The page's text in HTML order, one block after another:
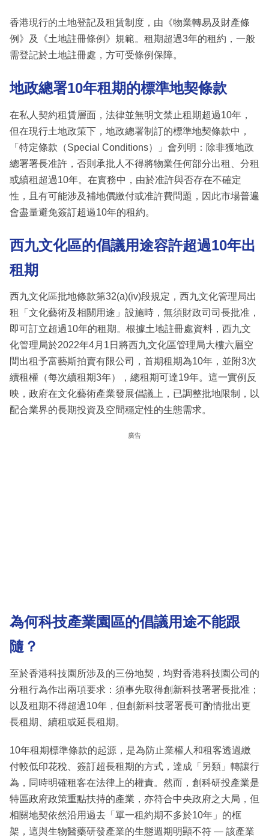
區
香港現行的土地登記及租賃制度，由《物業轉易及財產條
例》及《土地註冊條例》規範。租期超過3年的租約，一般
需登記於土地註冊處，方可受條例保障。
地政總署10年租期的標準地契條款
在私人契約租賃層面，法律並無明文禁止租期超過10年，
但在現行土地政策下，地政總署制訂的標準地契條款中，
「特定條款（Special Conditions）」會列明：除非獲地政
總署署長准許，否則承批人不得將物業任何部分出租、分租
或續租超過10年。在實務中，由於准許與否存在不確定
性，且有可能涉及補地價繳付或准許費問題，因此市場普遍
會盡量避免簽訂超過10年的租約。
西九文化區的倡議用途容許超過10年出
租期
西九文化區批地條款第32(a)(iv)段規定，西九文化管理局出
租「文化藝術及相關用途」設施時，無須財政司司長批准，
即可訂立超過10年的租期。根據土地註冊處資料，西九文
化管理局於2022年4月1日將西九文化區管理局大樓六層空
間出租予富藝斯拍賣有限公司，首期租期為10年，並附3次
續租權（每次續租期3年），總租期可達19年。這一實例反
映，政府在文化藝術產業發展倡議上，已調整批地限制，以
配合業界的長期投資及空間穩定性的生態需求。
廣告
為何科技產業園區的倡議用途不能跟
隨？
至於香港科技園所涉及的三份地契，均對香港科技園公司的
分租行為作出兩項要求：須事先取得創新科技署署長批准；
以及租期不得超過10年，但創新科技署署長可酌情批出更
長租期、續租或延長租期。
10年租期標準條款的起源，是為防止業權人和租客透過繳
付較低印花稅、簽訂超長租期的方式，達成「另類」轉讓行
為，同時明確租客在法律上的權責。然而，創科研投產業是
特區政府政策重點扶持的產業，亦符合中央政府之大局，但
相關地契依然沿用過去「單一租約期不多於10年」的框
架，這與生物醫藥研發產業的生態週期明顯不符 — 該產業